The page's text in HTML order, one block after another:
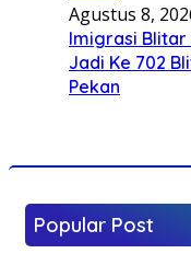
Agustus 8,
Imigrasi Blitar
Jadi Ke 702
Pekan
Popular Post